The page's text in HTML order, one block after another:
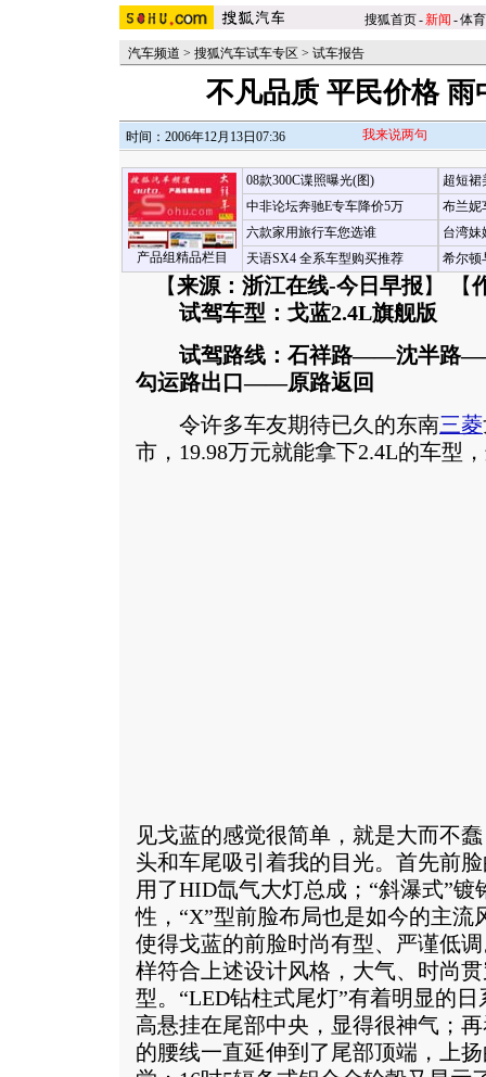
搜狐首页-新闻 -体育
汽车频道 > 搜狐汽车试车专区 > 试车报告
不凡品质 平民价格 雨
时间：2006年12月13日07:36 我来说两句
产品组精品栏目
08款300C谍照曝光(图)
中非论坛奔驰E专车降价5万
六款家用旅行车您选谁
天语SX4 全系车型购买推荐
超短裙
布兰妮
台湾妹
希尔顿
【来源：浙江在线-今日早报 】 【
试驾车型：戈蓝2.4L旗舰版
试驾路线：石祥路——沈半路
勾运路出口——原路返回
令许多车友期待已久的东南三菱
市，19.98万元就能拿下2.4L的车型
见戈蓝的感觉很简单，就是大而不
头和车尾吸引着我的目光。首先前
用了HID氙气大灯总成；“斜瀑式”镀
性，“X”型前脸布局也是如今的主流
使得戈蓝的前脸时尚有型、严谨低
样符合上述设计风格，大气、时尚
型。“LED钻柱式尾灯”有着明显的
高悬挂在尾部中央，显得很神气；
的腰线一直延伸到了尾部顶端，上